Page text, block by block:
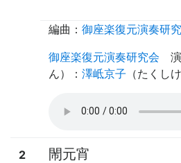
編曲： 御座楽復元演奏研
御座楽復元演奏研究会
ん）
： 澤岻京子 （たくし
2 閙元宵